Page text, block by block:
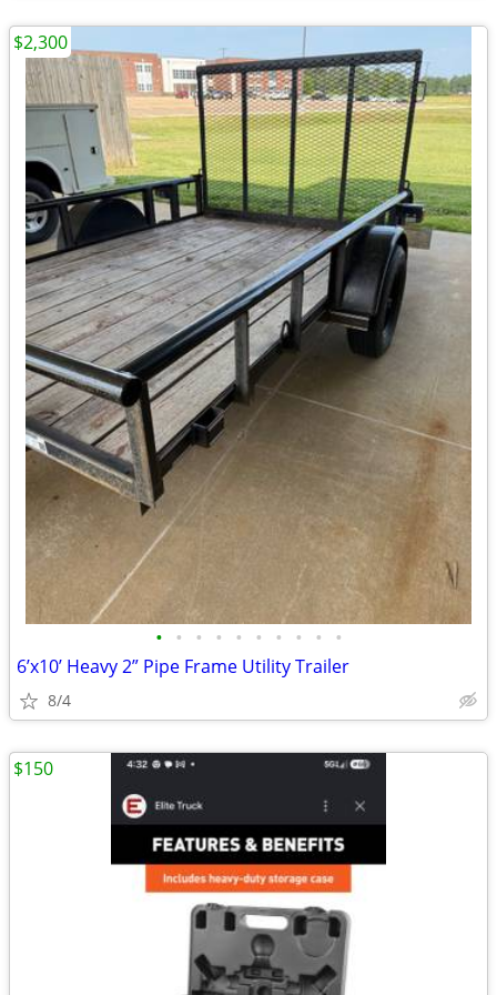
• • • • • • • • • •
6’x10’ Heavy 2” Pipe Frame Utility Trailer
8/4
$2,300
$150